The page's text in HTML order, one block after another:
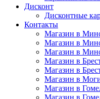
Дисконт
Дисконтные
Контакты
Магазин в
Магазин в
Магазин в
Магазин в
Магазин в
Магазин в
Магазин в
Магазин в